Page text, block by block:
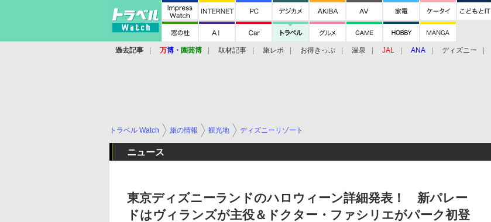
過去記事 万博 ・ 園芸博 取材記事 旅レポ お得きっぷ 温泉 JAL ANA ディズニー
トラベル Watch 旅の情報 観光地 ディズニーリゾート
ニュース
東京ディズニーランドのハロウィーン詳細発表！ 新パレー
ドはヴィランズが主役＆ドクター・ファシリエがパーク初登